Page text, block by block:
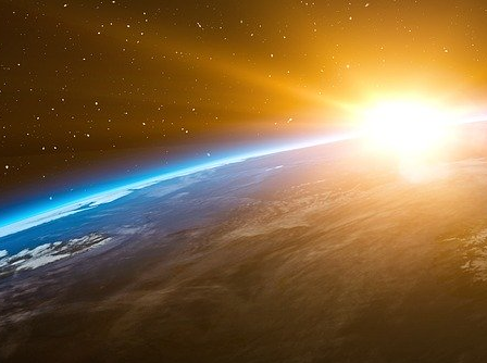
commandement militaire intégré de l’OTAN,
de l’ancien président Nicolas Sarkozy, et
avec les États-Unis » et ouvre « le
communes ».
Des sondages récents prévoient que le
environ 30 % des voix lors des élections
pourcentage d’avance sur la liste du parti
Macron, menée par Valérie Hayer.
Ces prévisions ont ébranlé le président, qui a
gauche et d’extrême droite à voter sur
national à faire part de ses doutes quant à la